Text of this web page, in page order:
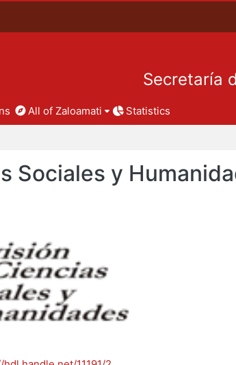
Secretaría
All of Zaloamati Statistics
Sociales y